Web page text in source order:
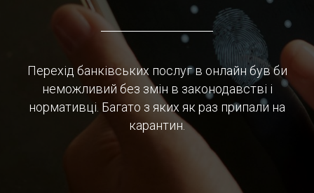
Перехід банківських послуг в онлайн був би
неможливий без змін в законодавстві і
нормативці. Багато з яких як раз припали на
карантин.